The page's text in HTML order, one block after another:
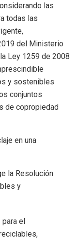
las
todas las
del Ministerio
Ley 1259 de 2008
y sostenibles
conjuntos
de copropiedad
en una
la Resolución
y
el